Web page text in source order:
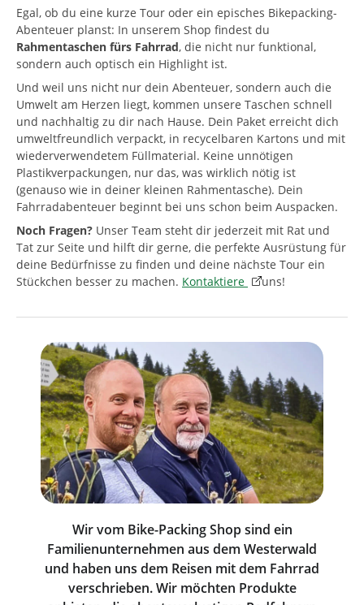
Egal, ob du eine kurze Tour oder ein episches Bikepacking-
Abenteuer planst: In unserem Shop findest du
Rahmentaschen fürs Fahrrad, die nicht nur funktional,
sondern auch optisch ein Highlight ist.
Und weil uns nicht nur dein Abenteuer, sondern auch die
Umwelt am Herzen liegt, kommen unsere Taschen schnell
und nachhaltig zu dir nach Hause. Dein Paket erreicht dich
umweltfreundlich verpackt, in recycelbaren Kartons und mit
wiederverwendetem Füllmaterial. Keine unnötigen
Plastikverpackungen, nur das, was wirklich nötig ist
(genauso wie in deiner kleinen Rahmentasche). Dein
Fahrradabenteuer beginnt bei uns schon beim Auspacken.
Noch Fragen? Unser Team steht dir jederzeit mit Rat und
Tat zur Seite und hilft dir gerne, die perfekte Ausrüstung für
deine Bedürfnisse zu finden und deine nächste Tour ein
Stückchen besser zu machen. Kontaktiere uns!
Wir vom Bike-Packing Shop sind ein
Familienunternehmen aus dem Westerwald
und haben uns dem Reisen mit dem Fahrrad
verschrieben. Wir möchten Produkte